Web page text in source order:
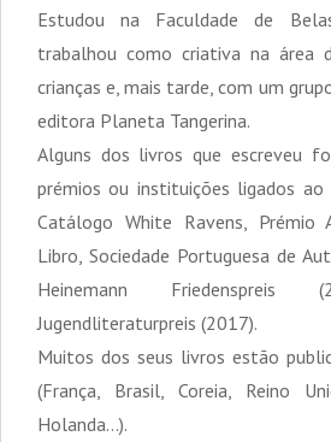
Estudou na Faculdade de
trabalhou como criativa na área
crianças e, mais tarde, com um
editora Planeta Tangerina.
Alguns dos livros que escreveu
prémios ou instituições ligados
Catálogo White Ravens, Prémio
Libro, Sociedade Portuguesa de
Heinemann Friedenspreis
Jugendliteraturpreis (2017).
Muitos dos seus livros estão
(França, Brasil, Coreia, Reino
Holanda…).